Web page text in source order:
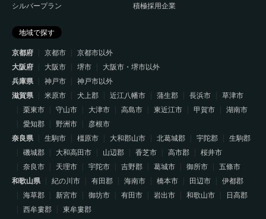
シルバープラン
積極採用企業
地域で探す
京都府
京都市
京都市以外
大阪府
大阪市 堺市
大阪市・堺市以外
兵庫県
神戸市
神戸市以外
滋賀県
米原市 犬上郡 近江八幡市 蒲生郡 長浜市
草津市
栗東市
守山市 大津市 高島市 東近江市 甲賀市
湖南市
愛知郡
野洲市
彦根市
奈良県
生駒市 橿原市 大和郡山市 北葛城郡 宇陀郡
生駒郡
磯城郡
大和高田市 山辺郡 香芝市 高市郡
桜井市
奈良市
天理市 宇陀市 吉野郡 葛城市 御所市
五條市
和歌山県
紀の川市 有田郡 海南市 橋本市 田辺市
伊都郡
海草郡
新宮市 御坊市 有田市 岩出市 和歌山市
日高郡
西牟婁郡
東牟婁郡